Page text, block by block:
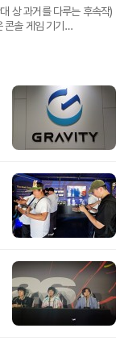
상 과거를 다루는 후속작)
솔 게임 기기